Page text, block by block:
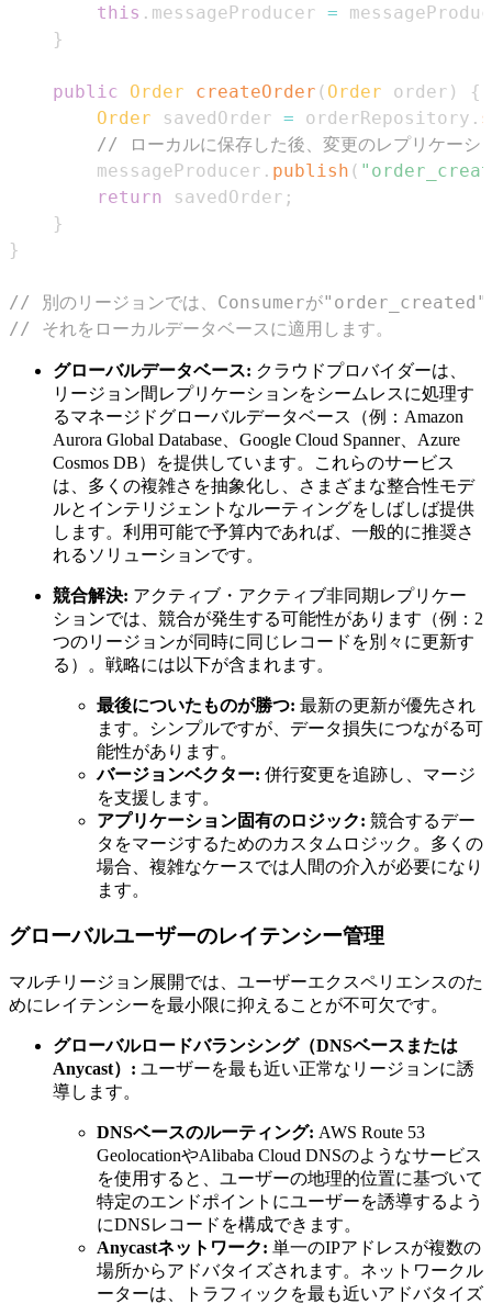
this . messageProducer =
}
public Order createOrder ( Order order )
{
Order savedOrder = orderRepository .
// ローカルに保存した後、変更のレプリケーシ
        messageProducer
. publish (
return
savedOrder ;
}
}
// 別のリージョンでは、Consumerが"order_created"
// それをローカルデータベースに適用します。
グローバルデータベース: クラウドプロバイダーは、
リージョン間レプリケーションをシームレスに処理す
るマネージドグローバルデータベース（例：Amazon
Aurora Global Database、Google Cloud Spanner、Azure
Cosmos DB）を提供しています。これらのサービス
は、多くの複雑さを抽象化し、さまざまな整合性モデ
ルとインテリジェントなルーティングをしばしば提供
します。利用可能で予算内であれば、一般的に推奨さ
れるソリューションです。
競合解決: アクティブ・アクティブ非同期レプリケー
ションでは、競合が発生する可能性があります（例：2
つのリージョンが同時に同じレコードを別々に更新す
る）。戦略には以下が含まれます。
最後についたものが勝つ: 最新の更新が優先され
ます。シンプルですが、データ損失につながる可
能性があります。
バージョンベクター: 併行変更を追跡し、マージ
を支援します。
アプリケーション固有のロジック: 競合するデー
タをマージするためのカスタムロジック。多くの
場合、複雑なケースでは人間の介入が必要になり
ます。
グローバルユーザーのレイテンシー管理
マルチリージョン展開では、ユーザーエクスペリエンスのた
めにレイテンシーを最小限に抑えることが不可欠です。
グローバルロードバランシング（DNSベースまたは
Anycast）: ユーザーを最も近い正常なリージョンに誘
導します。
DNSベースのルーティング: AWS Route 53
GeolocationやAlibaba Cloud DNSのようなサービス
を使用すると、ユーザーの地理的位置に基づいて
特定のエンドポイントにユーザーを誘導するよう
にDNSレコードを構成できます。
Anycastネットワーク: 単一のIPアドレスが複数の
場所からアドバタイズされます。ネットワークル
ーターは、トラフィックを最も近いアドバタイズ